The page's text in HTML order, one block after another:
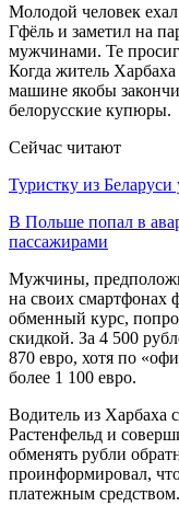
Молодой человек
Гфёль и заметил на
мужчинами. Те
Когда житель
машине якобы
белорусские купюры.
Сейчас читают
Туристку из Беларуси
В Польше попал в
пассажирами
Мужчины,
на своих смартфонах
обменный курс,
скидкой. За 4 500
870 евро, хотя по
более 1 100 евро.
Водитель из Харбаха
Растенфельд и
обменять рубли
проинформировал,
платежным средством.